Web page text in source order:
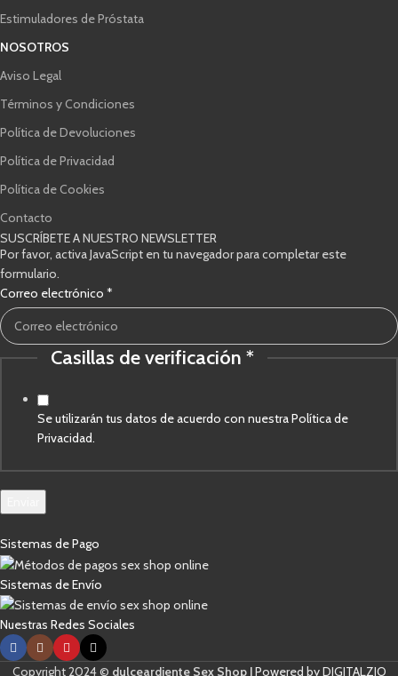
Estimuladores de Próstata
NOSOTROS
Aviso Legal
Términos y Condiciones
Política de Devoluciones
Política de Privacidad
Política de Cookies
Contacto
SUSCRÍBETE A NUESTRO NEWSLETTER
Por favor, activa JavaScript en tu navegador para completar este
formulario.
de
electrónico
Casillas
Correo electrónico *
Casillas de verificación *
Se utilizarán tus datos de acuerdo con nuestra Política de
Privacidad.
Sistemas de Pago
Sistemas de Envío
Nuestras Redes Sociales
Copyright 2024 © dulceardiente Sex Shop |Powered by DIGITALZIO